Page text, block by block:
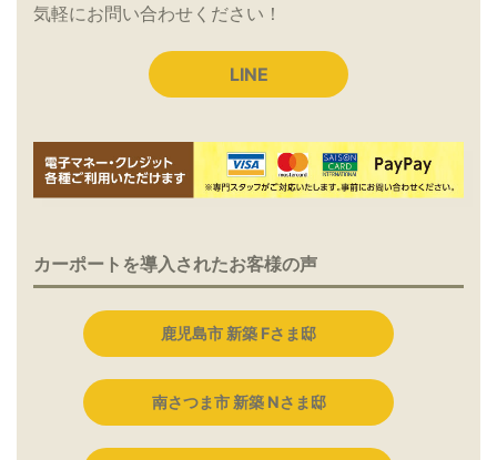
気軽にお問い合わせください！
LINE
カーポートを導入されたお客様の声
鹿児島市 新築 Fさま邸
南さつま市 新築 Nさま邸